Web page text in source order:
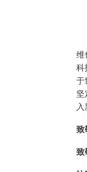
维
科
于
坚
入
致
致